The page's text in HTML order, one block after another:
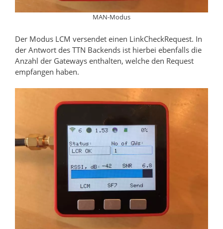
MAN-Modus
Der Modus LCM versendet einen LinkCheckRequest. In
der Antwort des TTN Backends ist hierbei ebenfalls die
Anzahl der Gateways enthalten, welche den Request
empfangen haben.